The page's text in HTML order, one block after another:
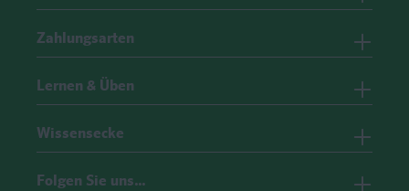
Zahlungsarten
Lernen & Üben
Wissensecke
Folgen Sie uns…